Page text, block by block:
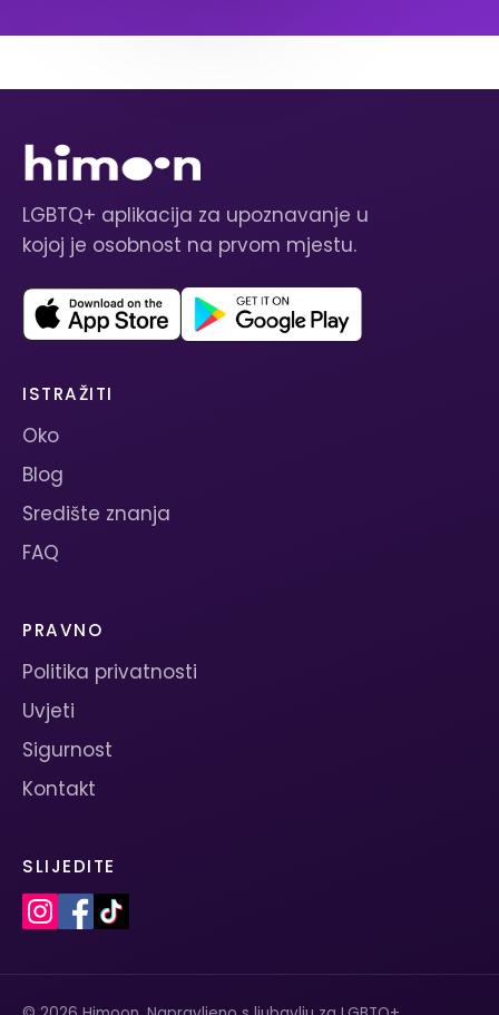
LGBTQ+ aplikacija za upoznavanje u
kojoj je osobnost na prvom mjestu.
ISTRAŽITI
Oko
Blog
Središte znanja
FAQ
PRAVNO
Politika privatnosti
Uvjeti
Sigurnost
Kontakt
SLIJEDITE